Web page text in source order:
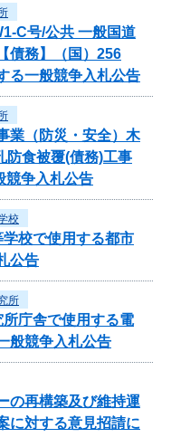
C号/公共 一般国道
債務】（国）256
る一般競争入札公告
業（防災・安全）木
防食被覆(債務)工事
競争入札公告
校
校で使用する都市
公告
所
庁舎で使用する電
般競争入札公告
の再構築及び維持運
に対する意見招請に